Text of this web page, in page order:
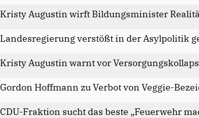
Kristy Augustin wirft Bildungsminister
Landesregierung verstößt in der Asylpolitik
Kristy Augustin warnt vor Versorgungskollaps
Gordon Hoffmann zu Verbot von Veggie-
CDU-Fraktion sucht das beste „Feuerwehr